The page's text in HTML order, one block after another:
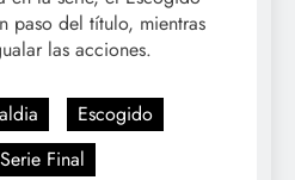
paso del título, mientras
las acciones.
Escogido
Serie Final